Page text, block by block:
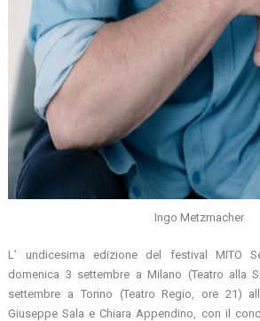
Ingo Metzmacher
L’ undicesima edizione del festival MITO
domenica 3 settembre a Milano (Teatro alla
settembre a Torino (Teatro Regio, ore 21)
Giuseppe Sala e Chiara Appendino, con il